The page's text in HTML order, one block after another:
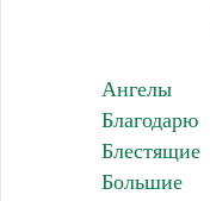
Ангелы
Благодарю
Блестящие
Большие